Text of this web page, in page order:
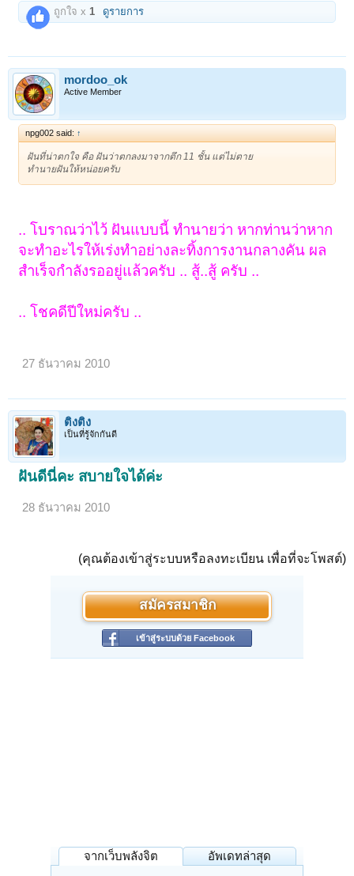
ถูกใจ x1 ดูรายการ
mordoo_ok
Active Member
npg002 said: ↑
ฝันที่น่าตกใจ คือ ฝันว่าตกลงมาจากตึก 11 ชั้น แต่ไม่ตาย
ทำนายฝันให้หน่อยครับ
.. โบราณว่าไว้ ฝันแบบนี้ ทำนายว่า หากท่านว่าหาก
จะทำอะไรให้เร่งทำอย่างละทิ้งการงานกลางคัน ผล
สำเร็จกำลังรออยู่แล้วครับ .. สู้..สู้ ครับ ..
.. โชคดีปีใหม่ครับ ..
27 ธันวาคม 2010
ติงติง
เป็นที่รู้จักกันดี
ฝันดีนี่คะ สบายใจได้ค่ะ
28 ธันวาคม 2010
(คุณต้องเข้าสู่ระบบหรือลงทะเบียน เพื่อที่จะโพสต์)
สมัครสมาชิก
เข้าสู่ระบบด้วย Facebook
จากเว็บพลังจิต อัพเดทล่าสุด